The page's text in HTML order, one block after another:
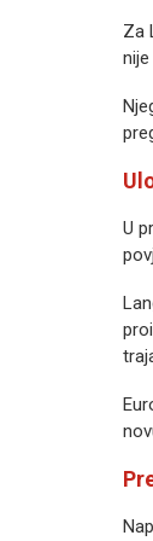
Za
U